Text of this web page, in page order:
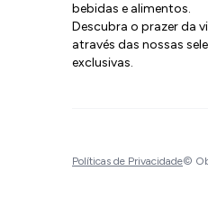
bebidas e alimentos.
Descubra o prazer da
através das nossas
exclusivas.
Políticas de Privacidade©